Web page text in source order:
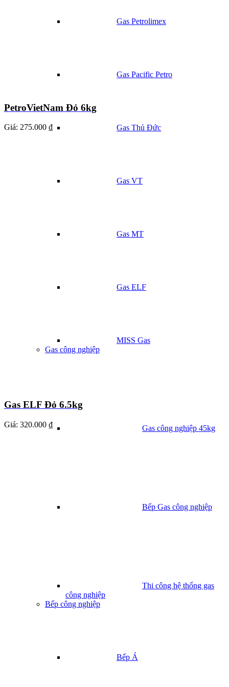
Gas Petrolimex
Gas Pacific Petro
Gas Thủ Đức
Gas VT
Gas MT
Gas ELF
MISS Gas
Gas công nghiệp
Gas công nghiệp 45kg
Bếp Gas công nghiệp
Thi công hệ thống gas
công nghiệp
Bếp công nghiệp
Bếp Á
PetroVietNam Đỏ 6kg
Giá: 275.000 ₫
Gas ELF Đỏ 6.5kg
Giá: 320.000 ₫